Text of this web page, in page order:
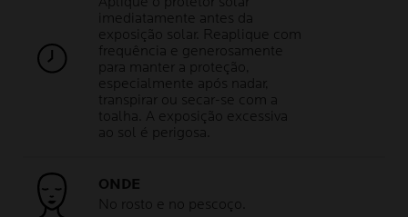
imediatamente antes da
exposição solar. Reaplique com
frequência e generosamente
para manter a proteção,
especialmente após nadar,
transpirar ou secar-se com a
toalha. A exposição excessiva
ao sol é perigosa.
ONDE
No rosto e no pescoço.